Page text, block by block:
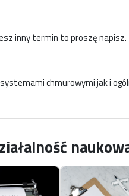
inny termin to proszę napisz.
chmurowymi jak i
stronie LinkedIn